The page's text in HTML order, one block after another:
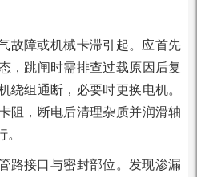
故障或机械卡滞引起。应首先
，跳闸时需排查过载原因后复
绕组通断，必要时更换电机。
阻，断电后清理杂质并润滑轴
路接口与密封部位。发现渗漏